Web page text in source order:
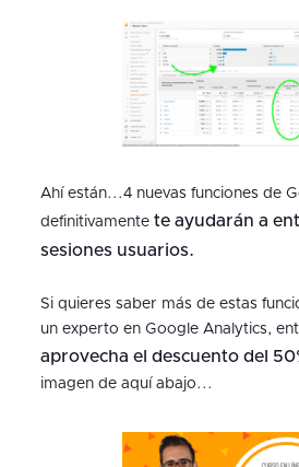
Ahí están...4 nuevas funciones de
definitivamente te ayudarán a
sesiones usuarios.
Si quieres saber más de estas
un experto en Google Analytics,
aprovecha el descuento del
imagen de aquí abajo...